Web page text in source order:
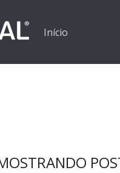
Início